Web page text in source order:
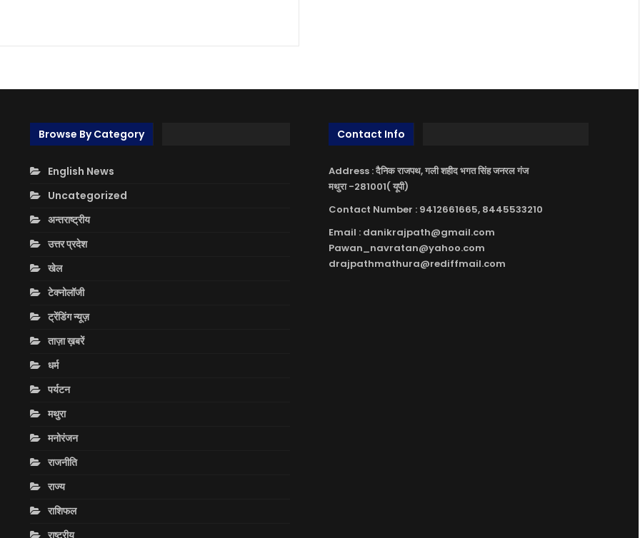
Browse By Category
English News
Uncategorized
अन्तराष्ट्रीय
उत्तर प्रदेश
खेल
टेक्नोलॉजी
ट्रेंडिंग न्यूज़
ताज़ा ख़बरें
धर्म
पर्यटन
मथुरा
मनोरंजन
राजनीति
राज्य
राशिफल
राष्ट्रीय
Contact Info
Address : दैनिक राजपथ, गली शहीद भगत सिंह जनरल गंज
मथुरा -281001( यूपी)
Contact Number : 9412661665, 8445533210
Email : danikrajpath@gmail.com
Pawan_navratan@yahoo.com
drajpathmathura@rediffmail.com